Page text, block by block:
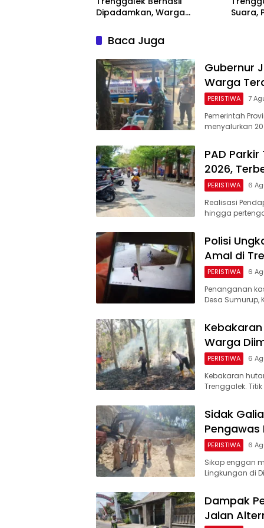
Dipadamkan, Warga
Suara,
Baca Juga
Gubernur
Warga
PERISTIWA 7
Pemerintah
menyalurkan
PAD
2026,
PERISTIWA 6
Realisasi
hingga
Polisi
Amal di
PERISTIWA 6
Penanganan
Desa Sumurup,
Warga
PERISTIWA 6
Kebakaran
Trenggalek.
Sidak
Pengawas
PERISTIWA 6
Sikap enggan
Lingkungan di
Dampak
Jalan